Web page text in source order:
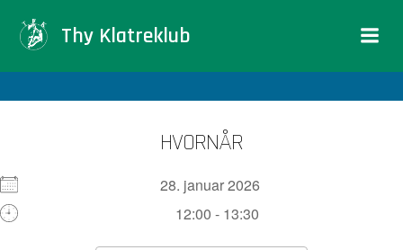
Thy Klatreklub
HVORNÅR
28. januar 2026
12:00 - 13:30